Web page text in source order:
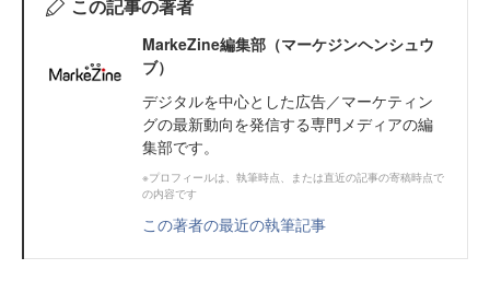
この記事の著者
MarkeZine編集部（マーケジンヘンシュウ
ブ）
デジタルを中心とした広告／マーケティン
グの最新動向を発信する専門メディアの編
集部です。
※プロフィールは、執筆時点、または直近の記事の寄稿時点で
の内容です
この著者の最近の執筆記事